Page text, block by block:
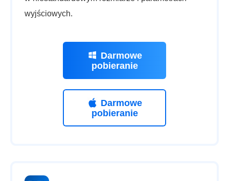
wyjściowych.
Darmowe
pobieranie
Darmowe
pobieranie